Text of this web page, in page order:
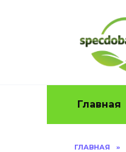
Главная
ГЛАВНАЯ »